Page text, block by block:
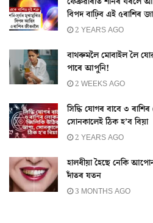
বিপদ বাঢ়িব এই ৫ৰাশিৰ
2 YEARS AGO
বাথৰুমলৈ মোবাইল লৈ
পাৰে আপুনি!
2 WEEKS AGO
সিদ্ধি যোগৰ বাবে ৩
সোনকালেই ঠিক হ’ব বিয়া
2 YEARS AGO
হালধীয়া হৈছে নেকি
দাঁতৰ যতন
3 MONTHS AGO